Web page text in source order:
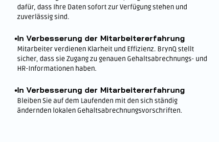
dafür, dass Ihre Daten sofort zur Verfügung stehen und
zuverlässig sind.
In Verbesserung der Mitarbeitererfahrung
Mitarbeiter verdienen Klarheit und Effizienz. BrynQ stellt
sicher, dass sie Zugang zu genauen Gehaltsabrechnungs- und
HR-Informationen haben.
In Verbesserung der Mitarbeitererfahrung
Bleiben Sie auf dem Laufenden mit den sich ständig
ändernden lokalen Gehaltsabrechnungsvorschriften.